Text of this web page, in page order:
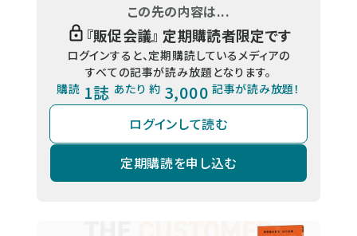
この先の内容は...
『販促会議』 定期購読者限定です
ログインすると、定期購読しているメディアの
すべての記事が読み放題となります。
購読 1誌 あたり 約 3,000 記事が読み放題！
ログインして読む
定期購読を申し込む